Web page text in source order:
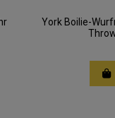
York Boilie-